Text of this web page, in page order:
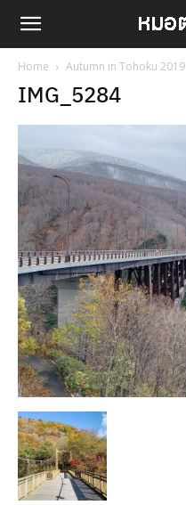
Home Autumn in Tohoku 2019
IMG_5284